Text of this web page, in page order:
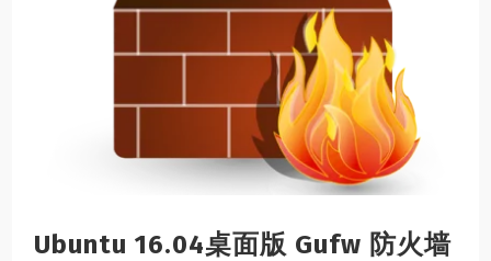
Ubuntu 16.04桌面版 Gufw 防火墙